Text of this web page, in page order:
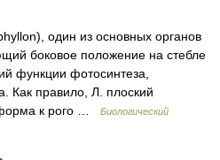
один из основных органов
боковое положение на стебле
функции фотосинтеза,
Как правило, Л. плоский
к рого …
Биологический